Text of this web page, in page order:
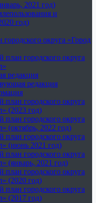
2021 год)
и
год)
округа «Город
план городского округа
редакция
редакция
план городского округа
(2023 год)
план городского округа
(октябрь, 2022 год)
план городского округа
(июнь 2021 год)
план городского округа
(январь, 2021 год)
план городского округа
(2020 год)
план городского округа
(2017 год)